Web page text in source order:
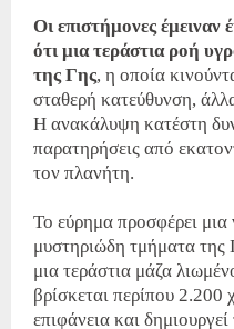
Οι επιστήμονες έμειναν
ότι μια τεράστια ροή
της Γης, η οποία
σταθερή κατεύθυνση,
Η ανακάλυψη κατέστη
παρατηρήσεις από
τον πλανήτη.
Το εύρημα προσφέρει μια
μυστηριώδη τμήματα της
μια τεράστια μάζα
βρίσκεται περίπου 2.200
επιφάνεια και